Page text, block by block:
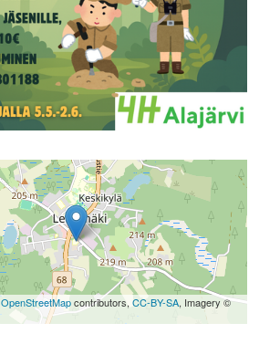
OpenStreetMapcontributors, CC-BY-SA, Imagery ©